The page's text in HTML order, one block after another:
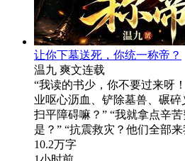
让你下墓送死，你统一称帝？
温九 爽文连载
“我读的书少，你不要过来呀
业呕心沥血、铲除墓兽、碾
扫平障碍嘛？” “我就拿点辛
是？” “抗震救灾？他们全部
10.2万字